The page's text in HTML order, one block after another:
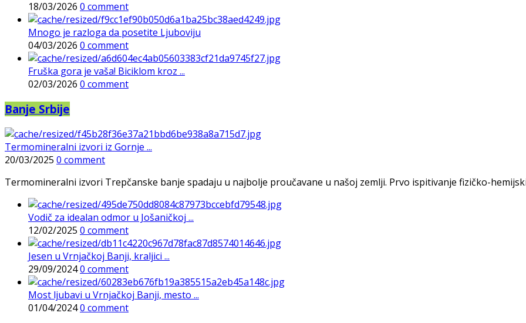
18/03/2026 0 comment
Mnogo je razloga da posetite Ljuboviju
04/03/2026 0 comment
Fruška gora je vaša! Biciklom kroz ...
02/03/2026 0 comment
Banje Srbije
Termomineralni izvori iz Gornje ...
20/03/2025 0 comment
Termomineralni izvori Trepčanske banje spadaju u najbolje proučavane u našoj zemlji. Prvo ispitivanje fizičko-
Vodič za idealan odmor u Jošaničkoj ...
12/02/2025 0 comment
Jesen u Vrnjačkoj Banji, kraljici ...
29/09/20240 comment
Most ljubavi u Vrnjačkoj Banji, mesto ...
01/04/20240 comment